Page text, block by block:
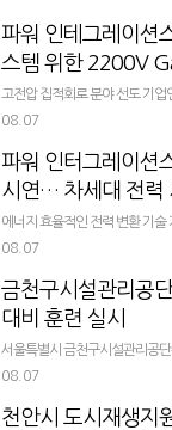
파워 인테그레이션
스템 위한 2200V
고전압 집적회로 분야 선도 기
Integrations)가 업계 최초로
08.07
파워 인터그레이션
시연… 차세대 전력
에너지 효율적인 전력 변환 기술
(Power Integrations)가 세계 최
시판 중인...
08.07
금천구시설관리공
대비 훈련 실시
서울특별시 금천구시설관리공
영주차장에서 집중호우 및 전기
다. 이번 훈련은 공영주차장...
08.07
천안시 도시재생지